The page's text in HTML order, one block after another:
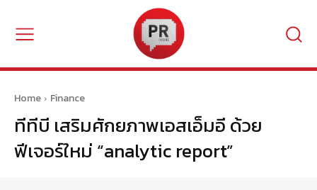
Home Finance
ทีทีบี เสริมศักยภาพเอสเอ็มอี ด้วย
ฟีเจอร์ใหม่ “analytic report”